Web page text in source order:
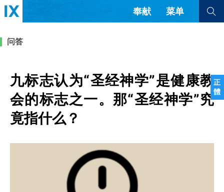
正
體
奉献 菜单
来信
福音传讲与宣教 成员制与教会纪律
团契生活与祷告
查看全部
查看全部
正體中文
葡萄牙语
罗马尼亚语
问答
九标志认为“圣经神学”是健康教
会的标志之一。那“圣经神学”究
竟指什么？